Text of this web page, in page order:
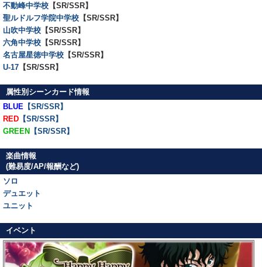
不動峰中学校 【SR/SSR】
聖ルドルフ学院中学校 【SR/SSR】
山吹中学校 【SR/SSR】
六角中学校 【SR/SSR】
名古屋星徳中学校 【SR/SSR】
U-17 【SR/SSR】
属性別シーンカード情報
BLUE 【SR/SSR】
RED 【SR/SSR】
GREEN 【SR/SSR】
楽曲情報
(難易度/AP/報酬など)
ソロ
デュエット
ユニット
イベント